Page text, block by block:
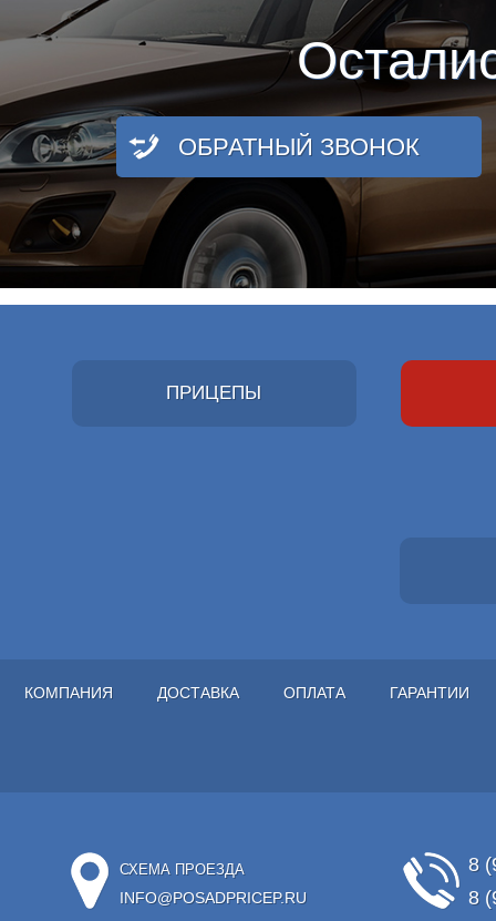
ОБРАТНЫЙ ЗВОНОК
ПРИЦЕПЫ
КОМПАНИЯ ДОСТАВКА ОПЛАТА ГАРАНТИИ
СХЕМА ПРОЕЗДА
INFO@POSADPRICEP.RU
8
8